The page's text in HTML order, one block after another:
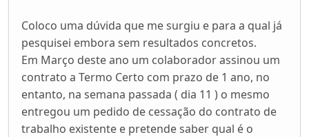
Coloco uma dúvida que me surgiu e para a qual já
pesquisei embora sem resultados concretos.
Em Março deste ano um colaborador assinou um
contrato a Termo Certo com prazo de 1 ano, no
entanto, na semana passada ( dia 11 ) o mesmo
entregou um pedido de cessação do contrato de
trabalho existente e pretende saber qual é o